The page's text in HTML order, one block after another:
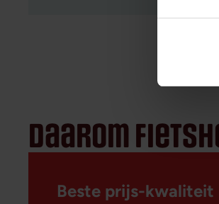
daarom
Beste prijs-kwaliteit